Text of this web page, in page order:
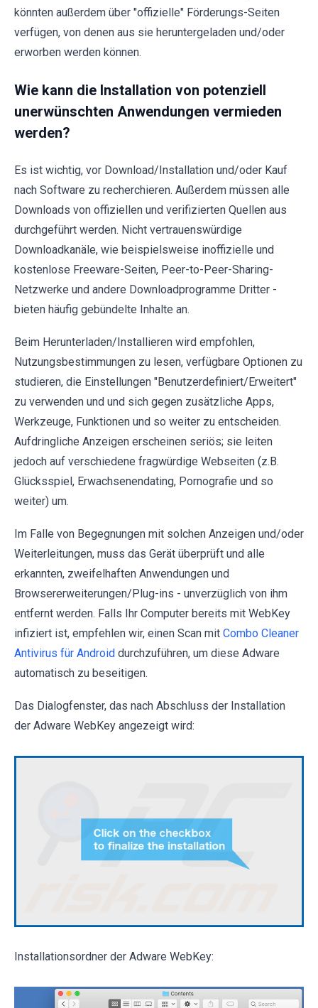
könnten außerdem über "offizielle" Förderungs-Seiten
verfügen, von denen aus sie heruntergeladen und/oder
erworben werden können.
Wie kann die Installation von potenziell
unerwünschten Anwendungen vermieden
werden?
Es ist wichtig, vor Download/Installation und/oder Kauf
nach Software zu recherchieren. Außerdem müssen alle
Downloads von offiziellen und verifizierten Quellen aus
durchgeführt werden. Nicht vertrauenswürdige
Downloadkanäle, wie beispielsweise inoffizielle und
kostenlose Freeware-Seiten, Peer-to-Peer-Sharing-
Netzwerke und andere Downloadprogramme Dritter -
bieten häufig gebündelte Inhalte an.
Beim Herunterladen/Installieren wird empfohlen,
Nutzungsbestimmungen zu lesen, verfügbare Optionen zu
studieren, die Einstellungen "Benutzerdefiniert/Erweitert"
zu verwenden und und sich gegen zusätzliche Apps,
Werkzeuge, Funktionen und so weiter zu entscheiden.
Aufdringliche Anzeigen erscheinen seriös; sie leiten
jedoch auf verschiedene fragwürdige Webseiten (z.B.
Glücksspiel, Erwachsenendating, Pornografie und so
weiter) um.
Im Falle von Begegnungen mit solchen Anzeigen und/oder
Weiterleitungen, muss das Gerät überprüft und alle
erkannten, zweifelhaften Anwendungen und
Browsererweiterungen/Plug-ins - unverzüglich von ihm
entfernt werden. Falls Ihr Computer bereits mit WebKey
infiziert ist, empfehlen wir, einen Scan mit Combo Cleaner
Antivirus für Android durchzuführen, um diese Adware
automatisch zu beseitigen.
Das Dialogfenster, das nach Abschluss der Installation
der Adware WebKey angezeigt wird:
Installationsordner der Adware WebKey: